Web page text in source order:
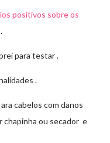
positivos sobre os
para testar .
.
cabelos com danos
chapinha ou secador e